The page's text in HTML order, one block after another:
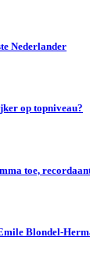
Nederlander
op topniveau?
toe,
Blondel-